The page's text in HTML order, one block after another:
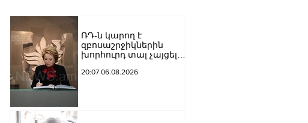
ՌԴ-ն կարող է
զբոսաշրջիկներին
խորհուրդ տալ չայցելել
ռուսաստանցիների
20:07 06.08.2026